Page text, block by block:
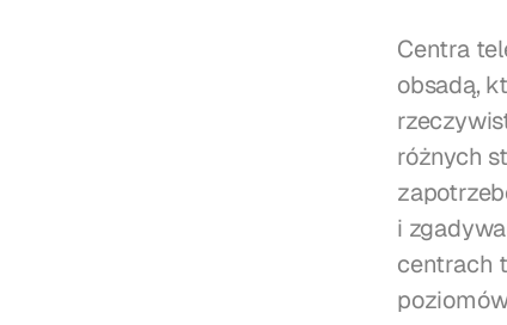
Centra
obsadą,
różnych
i
centrach